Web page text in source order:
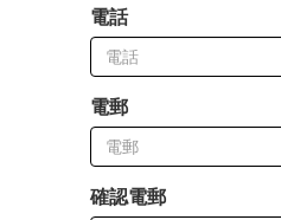
電話
電郵
確認電郵